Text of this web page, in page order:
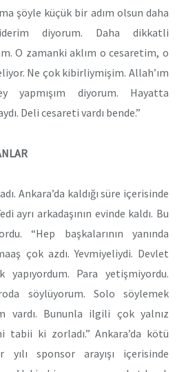
şöyle küçük bir adım olsun daha
diyorum. Daha dikkatli
O zamanki aklım o cesaretim, o
Ne çok kibirliymişim. Allah’ım
yapmışım diyorum. Hayatta
Deli cesareti vardı bende.”
Ankara’da kaldığı süre içerisinde
ayrı arkadaşının evinde kaldı. Bu
“Hep başkalarının yanında
çok azdı. Yevmiyeliydi. Devlet
yapıyordum. Para yetişmiyordu.
söylüyorum. Solo söylemek
vardı. Bununla ilgili çok yalnız
tabii ki zorladı.” Ankara’da kötü
sponsor arayışı içerisinde